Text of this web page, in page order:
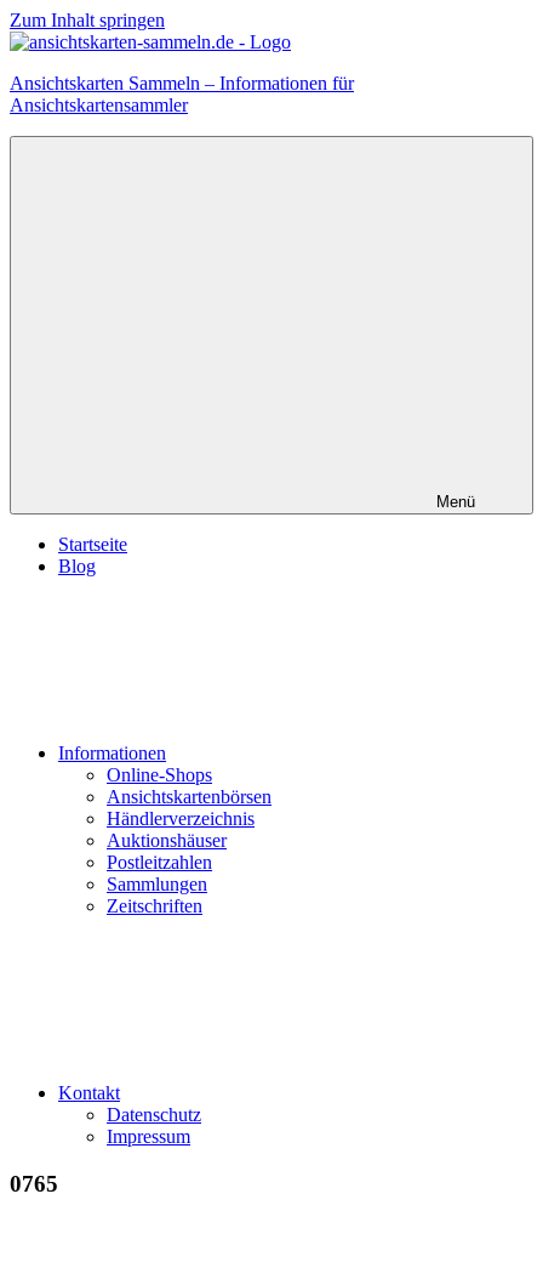
Zum Inhalt springen
Ansichtskarten Sammeln – Informationen für
Ansichtskartensammler
Menü
Startseite
Blog
Informationen
Online-Shops
Ansichtskartenbörsen
Händlerverzeichnis
Auktionshäuser
Postleitzahlen
Sammlungen
Zeitschriften
Kontakt
Datenschutz
Impressum
0765